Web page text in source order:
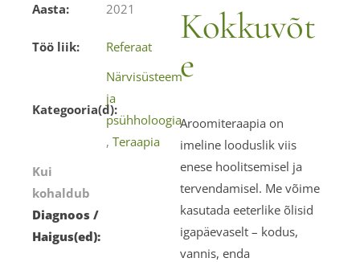
Aasta:
2021
Töö liik: Referaat
Kategooria(d):
Närvisüsteem
ja
psühholoogia
, Teraapia
Kui
kohaldub
Diagnoos /
Haigus(ed):
Kokkuvõt
e
Aroomiteraapia on
imeline looduslik viis
enese hoolitsemisel ja
tervendamisel. Me võime
kasutada eeterlike õlisid
igapäevaselt – kodus,
vannis, enda